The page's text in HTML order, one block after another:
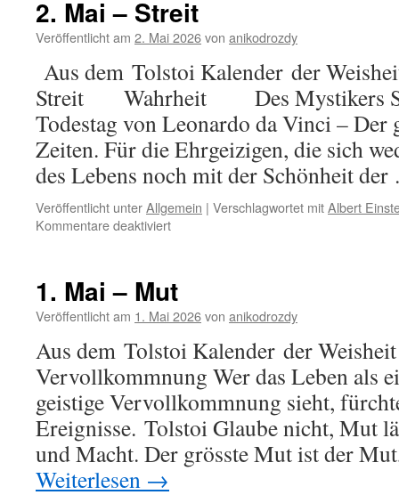
2. Mai – Streit
Veröffentlicht am 2. Mai 2026von anikodrozdy
Aus dem Tolstoi Kalender der
Streit Wahrheit Des Mystikers
Todestag von Leonardo da Vinci –
Zeiten. Für die Ehrgeizigen, die sich
des Lebens noch mit der Schönheit
Veröffentlicht unterAllgemein | Verschlagwortet mitAlbert
Kommentare deaktiviertfür
Streit
1. Mai – Mut
Veröffentlicht am 1. Mai 2026von anikodrozdy
Aus dem Tolstoi Kalender der
Vervollkommnung Wer das Leben als
geistige Vervollkommnung sieht,
Ereignisse. Tolstoi Glaube nicht, Mut
und Macht. Der grösste Mut ist der
Weiterlesen →